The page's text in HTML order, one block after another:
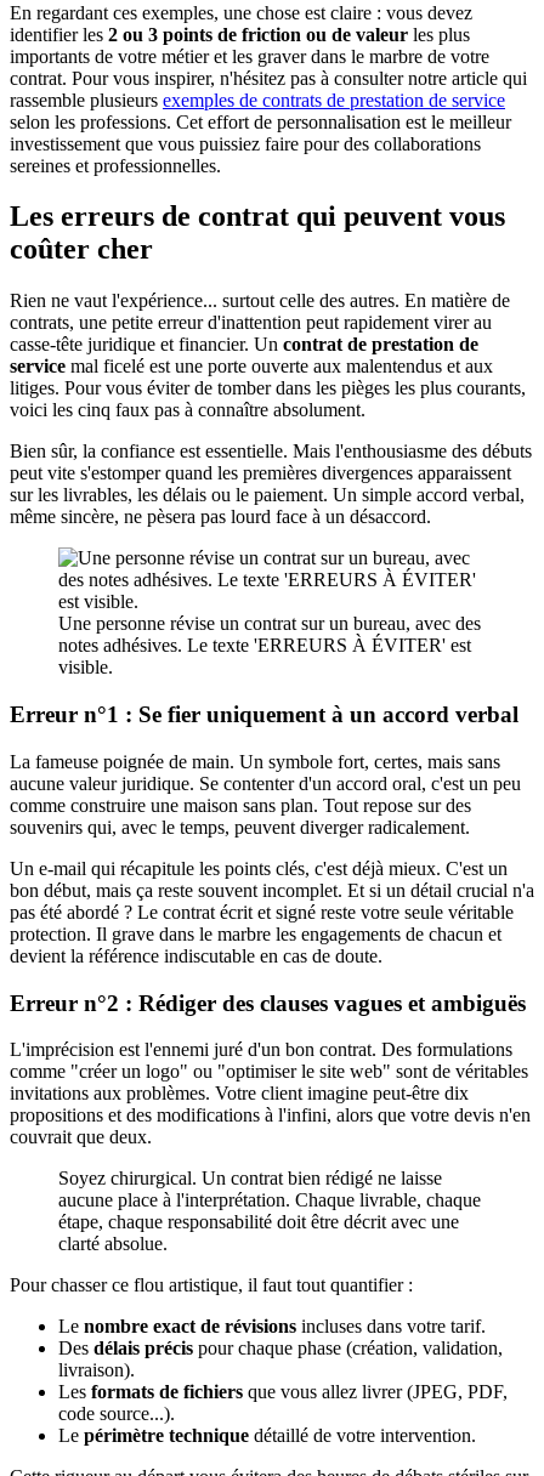
En regardant ces exemples, une chose est claire : vous devez
identifier les 2 ou 3 points de friction ou de valeur les plus
importants de votre métier et les graver dans le marbre de votre
contrat. Pour vous inspirer, n'hésitez pas à consulter notre article qui
rassemble plusieurs exemples de contrats de prestation de service
selon les professions. Cet effort de personnalisation est le meilleur
investissement que vous puissiez faire pour des collaborations
sereines et professionnelles.
Les erreurs de contrat qui peuvent vous
coûter cher
Rien ne vaut l'expérience... surtout celle des autres. En matière de
contrats, une petite erreur d'inattention peut rapidement virer au
casse-tête juridique et financier. Un contrat de prestation de
service mal ficelé est une porte ouverte aux malentendus et aux
litiges. Pour vous éviter de tomber dans les pièges les plus courants,
voici les cinq faux pas à connaître absolument.
Bien sûr, la confiance est essentielle. Mais l'enthousiasme des débuts
peut vite s'estomper quand les premières divergences apparaissent
sur les livrables, les délais ou le paiement. Un simple accord verbal,
même sincère, ne pèsera pas lourd face à un désaccord.
Une personne révise un contrat sur un bureau, avec des
notes adhésives. Le texte 'ERREURS À ÉVITER' est
visible.
Erreur n°1 : Se fier uniquement à un accord verbal
La fameuse poignée de main. Un symbole fort, certes, mais sans
aucune valeur juridique. Se contenter d'un accord oral, c'est un peu
comme construire une maison sans plan. Tout repose sur des
souvenirs qui, avec le temps, peuvent diverger radicalement.
Un e-mail qui récapitule les points clés, c'est déjà mieux. C'est un
bon début, mais ça reste souvent incomplet. Et si un détail crucial n'a
pas été abordé ? Le contrat écrit et signé reste votre seule véritable
protection. Il grave dans le marbre les engagements de chacun et
devient la référence indiscutable en cas de doute.
Erreur n°2 : Rédiger des clauses vagues et ambiguës
L'imprécision est l'ennemi juré d'un bon contrat. Des formulations
comme "créer un logo" ou "optimiser le site web" sont de véritables
invitations aux problèmes. Votre client imagine peut-être dix
propositions et des modifications à l'infini, alors que votre devis n'en
couvrait que deux.
Soyez chirurgical. Un contrat bien rédigé ne laisse
aucune place à l'interprétation. Chaque livrable, chaque
étape, chaque responsabilité doit être décrit avec une
clarté absolue.
Pour chasser ce flou artistique, il faut tout quantifier :
Le nombre exact de révisions incluses dans votre tarif.
Des délais précis pour chaque phase (création, validation,
livraison).
Les formats de fichiers que vous allez livrer (JPEG, PDF,
code source...).
Le périmètre technique détaillé de votre intervention.